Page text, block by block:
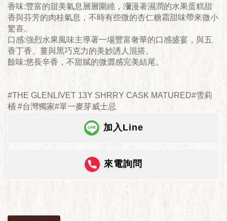
香味:豐富的甜美氣息層層圍繞，瀰漫著濕潤的水果蛋糕甜
香與芬芳的肉桂氣息，不時有些微的杏仁糖霜甜味帶來微小
驚喜。
口感:強烈水果風味主導著一場豐富奢華的口感盛宴，與五
香丁香、薑與黑巧克力的美妙誘人混搭。
餘味:悠長辛香，不甜膩的微澀感完美結尾。
#THE GLENLIVET 13Y SHRRY CASK MATURED#雪莉
桶 #台灣獨家#單一麥芽威士忌
加入Line
來電詢問